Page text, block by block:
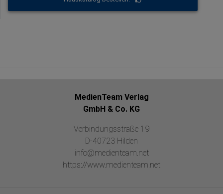
MedienTeam Verlag
GmbH & Co. KG
Verbindungsstraße 19
D-40723 Hilden
info@medienteam.net
https://www.medienteam.net